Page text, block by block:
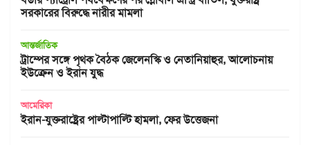
সরকারের বিরুদ্ধে নারীর মামলা
আন্তর্জাতিক
ট্রাম্পের সঙ্গে পৃথক বৈঠক জেলেনস্কি ও নেতানিয়াহুর, আলোচনায়
ইউক্রেন ও ইরান যুদ্ধ
আমেরিকা
ইরান-যুক্তরাষ্ট্রের পাল্টাপাল্টি হামলা, ফের উত্তেজনা